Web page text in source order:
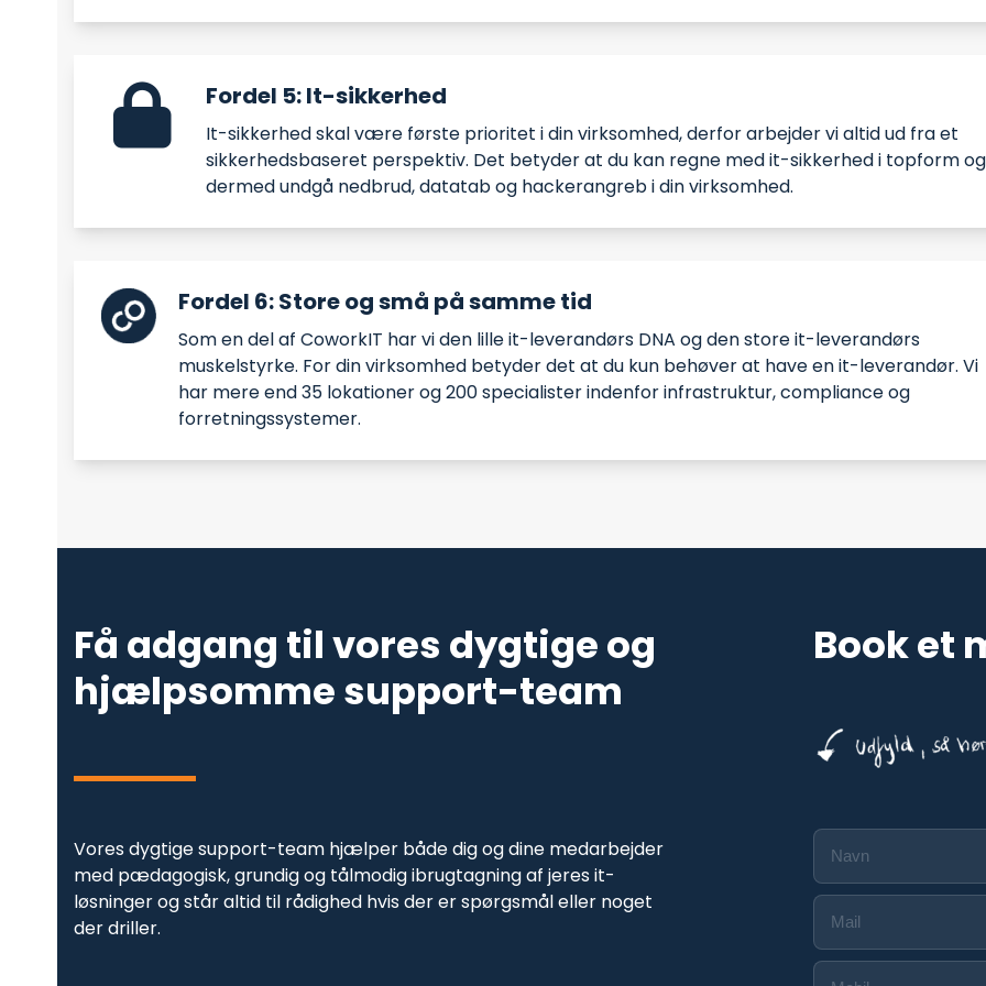
Fordel 5: It-sikkerhed
It-sikkerhed skal være første prioritet i din virksomhed, derfor arbejder vi altid ud fra et
sikkerhedsbaseret perspektiv. Det betyder at du kan regne med it-sikkerhed i topform og
dermed undgå nedbrud, datatab og hackerangreb i din virksomhed.
Fordel 6: Store og små på samme tid
Som en del af CoworkIT har vi den lille it-leverandørs DNA og den store it-leverandørs
muskelstyrke. For din virksomhed betyder det at du kun behøver at have en it-leverandør. Vi
har mere end 35 lokationer og 200 specialister indenfor infrastruktur, compliance og
forretningssystemer.
Få adgang til vores dygtige og
hjælpsomme support-team
Vores dygtige support-team hjælper både dig og dine medarbejder
med pædagogisk, grundig og tålmodig ibrugtagning af jeres it-
løsninger og står altid til rådighed hvis der er spørgsmål eller noget
der driller.
Book et